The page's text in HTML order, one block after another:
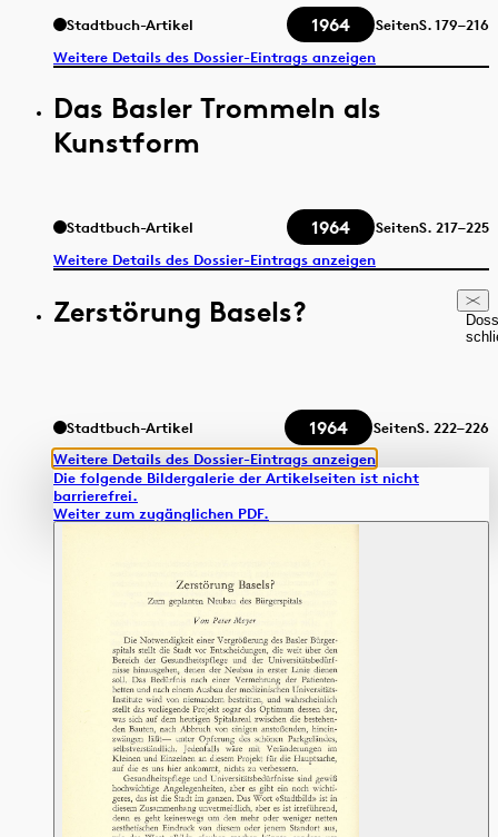
Stadtbuch-Artikel 1964 SeitenS.179–216
Weitere Details des Dossier-Eintrags anzeigen
Das Basler Trommeln als
Kunstform
Stadtbuch-Artikel 1964 SeitenS. 217–225
Weitere Details des Dossier-Eintrags anzeigen
Zerstörung Basels?
Stadtbuch-Artikel 1964 SeitenS. 222–226
Weitere Details des Dossier-Eintrags anzeigen
Die folgende Bildergalerie der Artikelseiten ist nicht
barrierefrei.
Weiter zum zugänglichen PDF.